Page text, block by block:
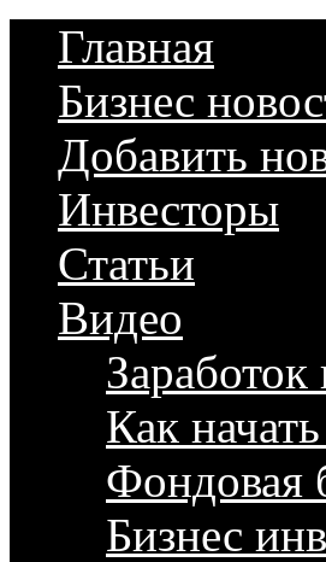
Главная
Бизнес
Добавить
Инвесторы
Статьи
Видео
Заработок
Как
Фондовая
Бизнес